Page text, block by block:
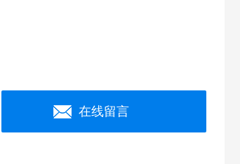
在线留言